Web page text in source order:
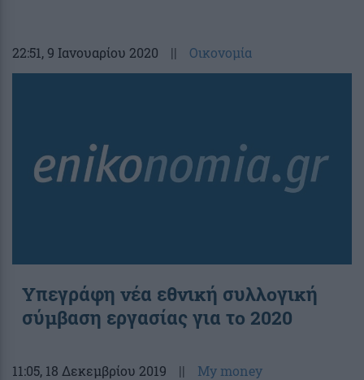
22:51, 9 Ιανουαρίου 2020 || Οικονομία
Υπεγράφη νέα εθνική συλλογική
σύμβαση εργασίας για το 2020
11:05, 18 Δεκεμβρίου 2019 || My money